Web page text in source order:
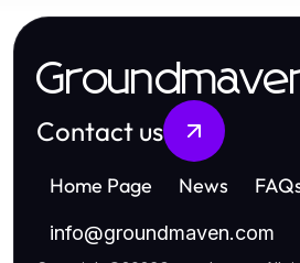
Contact us
Home Page News
info@groundmaven.com